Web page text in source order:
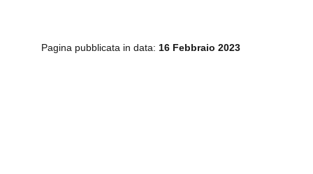
Pagina pubblicata in data: 16 Febbraio 2023